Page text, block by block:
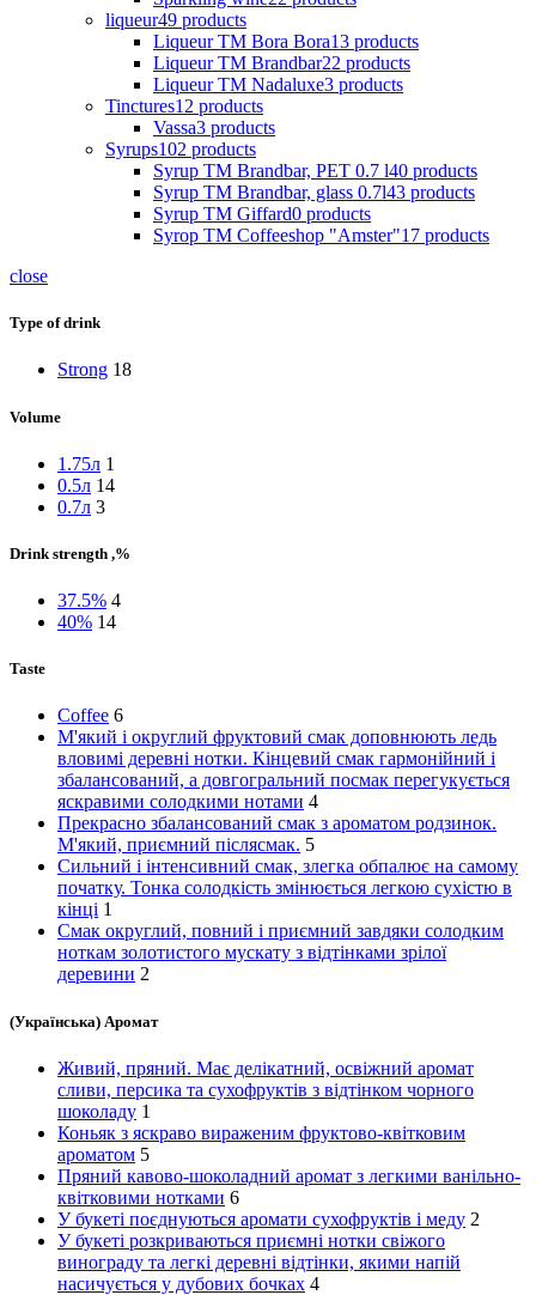
liqueur49 products
Liqueur TM Bora Bora13 products
Liqueur TM Brandbar22 products
Liqueur TM Nadaluxe3 products
Tinctures12 products
Vassa3 products
Syrups102 products
Syrup TM Brandbar, PET 0.7 l40 products
Syrup TM Brandbar, glass 0.7l43 products
Syrup TM Giffard0 products
Syrop TM Coffeeshop "Amster"17 products
close
Type of drink
Strong 18
Volume
1.75л 1
0.5л 14
0.7л 3
Drink strength ,%
37.5% 4
40% 14
Taste
Coffee 6
М'який і округлий фруктовий смак доповнюють ледь
вловимі деревні нотки. Кінцевий смак гармонійний і
збалансований, а довгогральний посмак перегукується
яскравими солодкими нотами 4
Прекрасно збалансований смак з ароматом родзинок.
М'який, приємний післясмак. 5
Сильний і інтенсивний смак, злегка обпалює на самому
початку. Тонка солодкість змінюється легкою сухістю в
кінці 1
Смак округлий, повний і приємний завдяки солодким
ноткам золотистого мускату з відтінками зрілої
деревини 2
(Українська) Аромат
Живий, пряний. Має делікатний, освіжний аромат
сливи, персика та сухофруктів з відтінком чорного
шоколаду 1
Коньяк з яскраво вираженим фруктово-квітковим
ароматом 5
Пряний кавово-шоколадний аромат з легкими ванільно-
квітковими нотками 6
У букеті поєднуються аромати сухофруктів і меду 2
У букеті розкриваються приємні нотки свіжого
винограду та легкі деревні відтінки, якими напій
насичується у дубових бочках 4